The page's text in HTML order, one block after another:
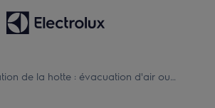
de la hotte : évacuation d'air ou